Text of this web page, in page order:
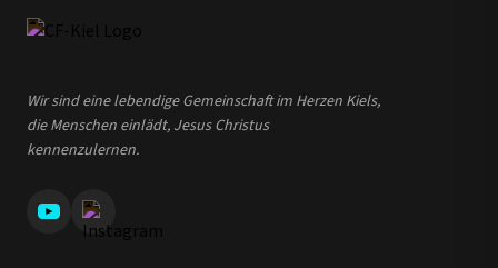
Wir sind eine lebendige Gemeinschaft im Herzen Kiels,
die Menschen einlädt, Jesus Christus
kennenzulernen.